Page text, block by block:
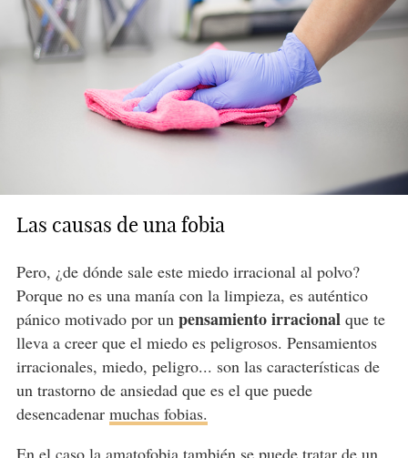
Las causas de una fobia
Pero, ¿de dónde sale este miedo irracional al polvo?
Porque no es una manía con la limpieza, es auténtico
pánico motivado por unpensamiento irracionalque te
lleva a creer que el miedo es peligrosos. Pensamientos
irracionales, miedo, peligro... son las características de
un trastorno de ansiedad que es el que puede
desencadenar muchas fobias.
En el caso la amatofobia también se puede tratar de un